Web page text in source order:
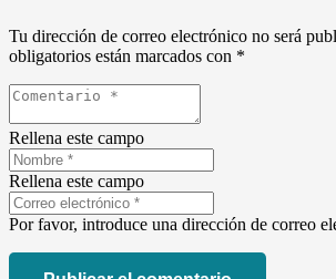
Tu dirección de correo electrónico no será
obligatorios están marcados con *
Rellena este campo
Rellena este campo
Por favor, introduce una dirección de correo